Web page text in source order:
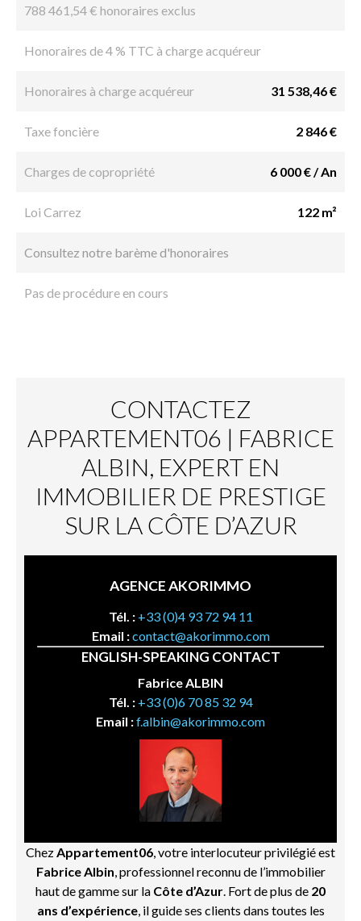
788 461,54 € honoraires exclus
Honoraires de 4 % TTC à charge acquéreur
Honoraires à charge acquéreur 31 538,46 €
Taxe foncière 2 846 €
Charges de copropriété 6 000 € / An
Loi Carrez 122 m²
Consultez notre barème d'honoraires
Pas de procédure en cours
CONTACTEZ
APPARTEMENT06 | FABRICE
ALBIN, EXPERT EN
IMMOBILIER DE PRESTIGE
SUR LA CÔTE D’AZUR
AGENCE AKORIMMO
Tél. : +33 (0)4 93 72 94 11
Email :contact@akorimmo.com
ENGLISH-SPEAKING CONTACT
Fabrice ALBIN
Tél. : +33 (0)6 70 85 32 94
Email :f.albin@akorimmo.com
ChezAppartement06, votre interlocuteur privilégié est
Fabrice Albin, professionnel reconnu de l’immobilier
haut de gamme sur la Côte d’Azur. Fort de plus de 20
ans d’expérience, il guide ses clients dans toutes les